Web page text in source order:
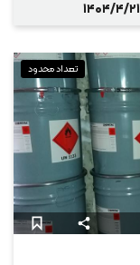
۱۴۰۴/۴/۲۱
تعداد محدود